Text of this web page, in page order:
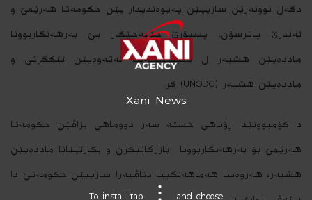
دگەل نوونەرێن سازییێن پەیوەندیدار یێن حکومەتا هەرێمێ و
ئەندرێ پاترسۆن، پسپۆرێ جێبەجێکار یێ بەرهەنگاربوونا
ماددەیێن هشبەر ل نڤیسینگەها نەتەوەیێن ئێکگرتی و
ماددەیێن هشبەر (UNODC) کر.
د کۆمبوونێدا ڕۆناهی خستە سەر دووماهی بزاڤێن حکومەتا
هەرێمێ بۆ بەرهەنگاربوونا بازرگانیکرن و بکارئینانا ماددەیێن
هشبەر، هەروەسا هەماهەنگییا دناڤبەرا سازییێن حکومەتێ دا
Xani News
To install tap
and choose